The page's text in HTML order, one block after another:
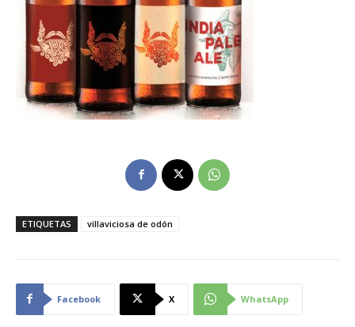
ETIQUETAS villaviciosa de odón
Facebook X WhatsApp